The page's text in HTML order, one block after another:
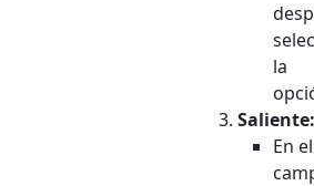
la
Saliente:
En el